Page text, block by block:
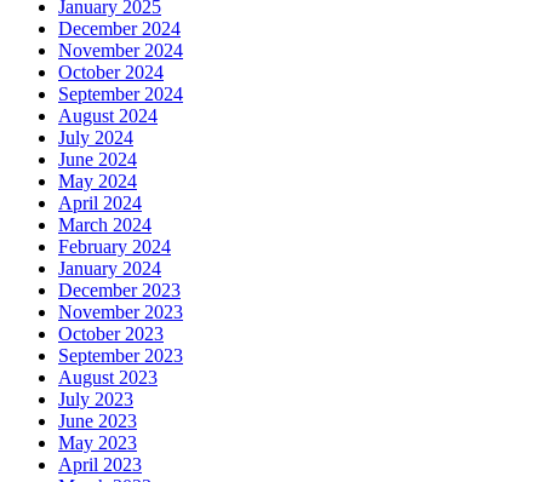
January 2025
December 2024
November 2024
October 2024
September 2024
August 2024
July 2024
June 2024
May 2024
April 2024
March 2024
February 2024
January 2024
December 2023
November 2023
October 2023
September 2023
August 2023
July 2023
June 2023
May 2023
April 2023